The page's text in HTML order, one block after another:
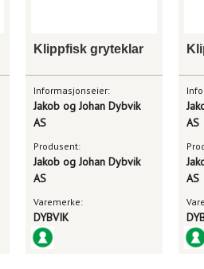
Klippfisk gryteklar
Informasjonseier:
Jakob og Johan Dybvik
AS
Produsent:
Jakob og Johan Dybvik
AS
Varemerke:
DYBVIK
AS
AS